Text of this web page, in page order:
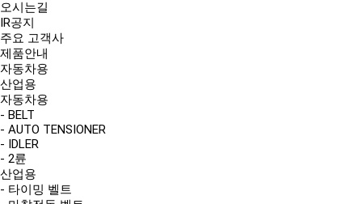
오시는길
IR공지
주요 고객사
제품안내
자동차용
산업용
자동차용
- BELT
- AUTO TENSIONER
- IDLER
- 2륜
산업용
- 타이밍 벨트